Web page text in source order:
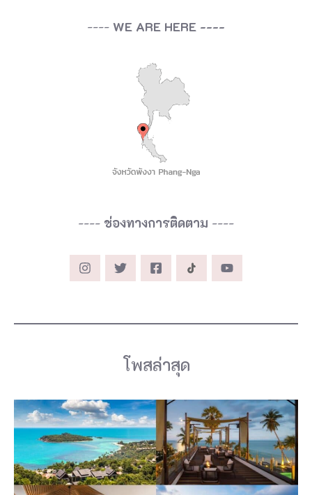
---- WE ARE HERE ----
---- ช่องทางการติดตาม ----
โพสล่าสุด